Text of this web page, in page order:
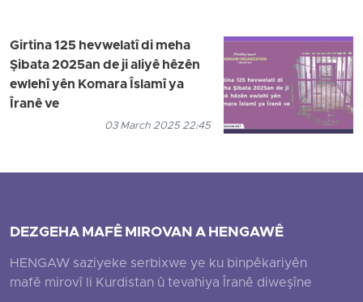
Girtina 125 hevwelatî di meha
Şibata 2025an de ji aliyê hêzên
ewlehî yên Komara Îslamî ya
Îranê ve
03 March 2025 22:45
DEZGEHA MAFÊ MIROVAN A HENGAWÊ
HENGAW saziyeke serbixwe ye ku binpêkariyên
mafê mirovî li Kurdistan û tevahiya Îranê diweşîne